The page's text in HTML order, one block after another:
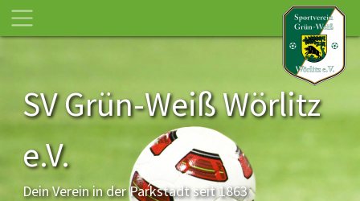
SV Grün-Weiß Wörlitz
e.V.
Dein Verein in der Parkstadt seit 1863